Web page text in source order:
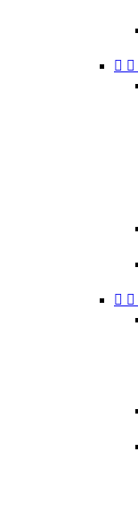
 
 